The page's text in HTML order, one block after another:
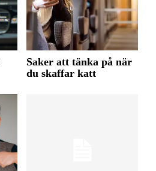
Saker att tänka på när
du skaffar katt